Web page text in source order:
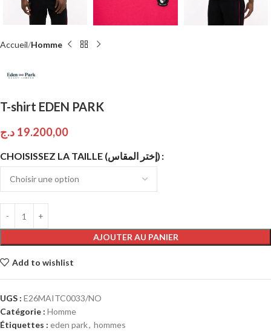
Accueil Homme
T-shirt EDEN PARK
19.200,00 د.ج
CHOISISSEZ LA TAILLE (إختر المقاس)
AJOUTER AU PANIER
Add to wishlist
UGS : E26MAITC0033/NO
Catégorie : Homme
Étiquettes : eden park, hommes